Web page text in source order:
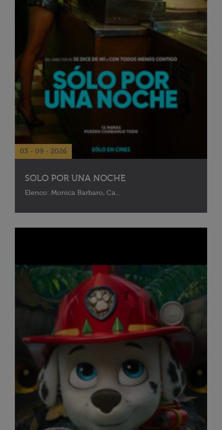
03 - 09 - 2026
SOLO POR UNA NOCHE
Elenco: Monica Barbaro, Ca...